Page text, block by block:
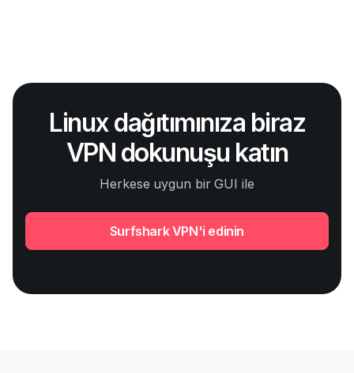
Linux dağıtımınıza biraz
VPN dokunuşu katın
Herkese uygun bir GUI ile
Surfshark VPN'i edinin